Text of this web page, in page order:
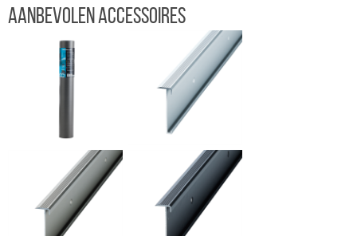
Aanbevolen accessoires